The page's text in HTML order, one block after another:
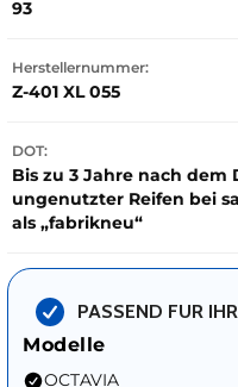
93
Herstellernummer:
Z-401 XL 055
DOT:
Bis zu 3 Jahre nach
ungenutzter Reifen bei
als „fabrikneu“
PASSEND FUR
Modelle
OCTAVIA